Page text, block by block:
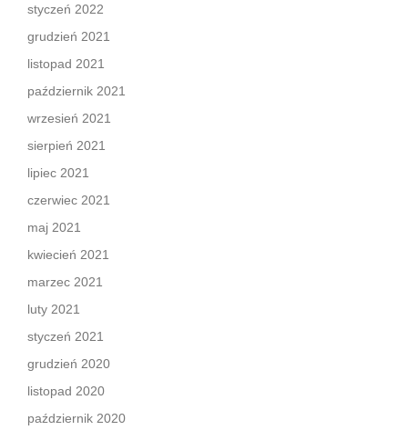
styczeń 2022
grudzień 2021
listopad 2021
październik 2021
wrzesień 2021
sierpień 2021
lipiec 2021
czerwiec 2021
maj 2021
kwiecień 2021
marzec 2021
luty 2021
styczeń 2021
grudzień 2020
listopad 2020
październik 2020